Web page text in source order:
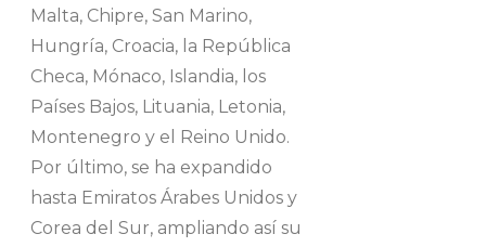
Malta, Chipre, San Marino,
Hungría, Croacia, la República
Checa, Mónaco, Islandia, los
Países Bajos, Lituania, Letonia,
Montenegro y el Reino Unido.
Por último, se ha expandido
hasta Emiratos Árabes Unidos y
Corea del Sur, ampliando así su